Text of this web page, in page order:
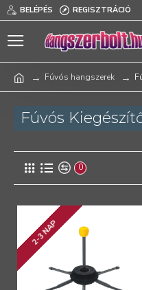
BELÉPÉS REGISZTRÁCIÓ
Fúvós hangszerek
Fúvós
0
2-3 NAP